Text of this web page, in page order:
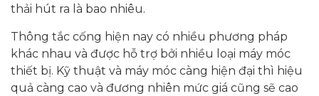
thải hút ra là bao nhiêu.
Thông tắc cống hiện nay có nhiều phương pháp
khác nhau và được hỗ trợ bởi nhiều loại máy móc
thiết bị. Kỹ thuật và máy móc càng hiện đại thì hiệu
quả càng cao và đương nhiên mức giá cũng sẽ cao